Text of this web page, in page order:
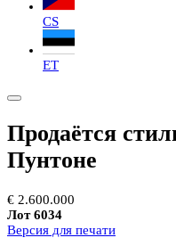
CS
ET
Продаётся
Пунтоне
€ 2.600.000
Лот 6034
Версия для печати